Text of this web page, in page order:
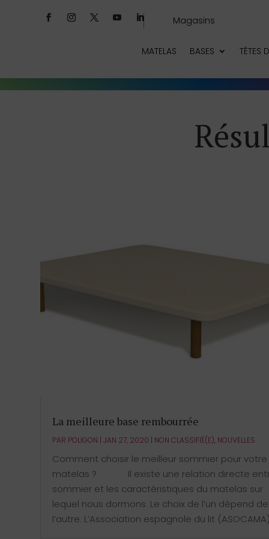
Magasins
MATELAS BASES TÊTES
La meilleure base rembourrée
PAR POLIGON |JAN 27, 2020 | NON CLASSIFIÉ(E), NOUVELLES
Comment choisir le meilleur sommier pour votre
matelas ? ⠀⠀⠀⠀ Il existe une relation directe
sommier et les caractéristiques du matelas sur
lequel nous dormons. Le choix de l’un dépend de
l’autre. L’Association espagnole du lit